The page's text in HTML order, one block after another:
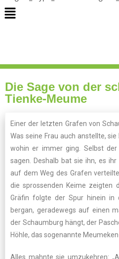
Die Sage von der
Tienke-Meume
Einer der letzten Grafen von
Was seine Frau auch anstellte,
wohin er immer ging. Selbst
sagen. Deshalb bat sie ihn, es
auf dem Weg des Grafen
die sprossenden Keime zeigten
Gräfin folgte der Spur hinein in
bergan, geradewegs auf einen
der Schaumburg hängt, der
Höhle, das sogenannte
Alles mahnte sie umzukehren: